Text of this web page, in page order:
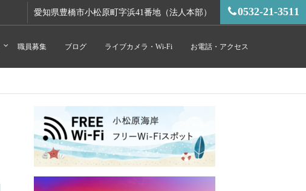
愛知県豊橋市小松原町字浜41番地（法人本部） 0532-21-3511
職員募集 ブログ ライブカメラ・Wi-Fi お電話・アクセス